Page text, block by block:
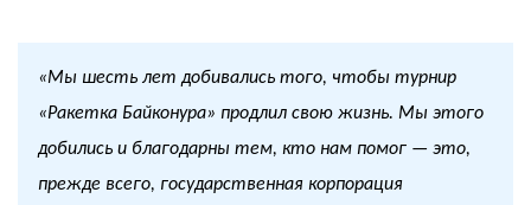
«Мы шесть лет добивались того, чтобы турнир
«Ракетка Байконура» продлил свою жизнь. Мы этого
добились и благодарны тем, кто нам помог — это,
прежде всего, государственная корпорация